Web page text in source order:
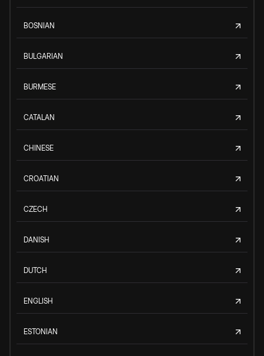
BOSNIAN
BULGARIAN
BURMESE
CATALAN
CHINESE
CROATIAN
CZECH
DANISH
DUTCH
ENGLISH
ESTONIAN